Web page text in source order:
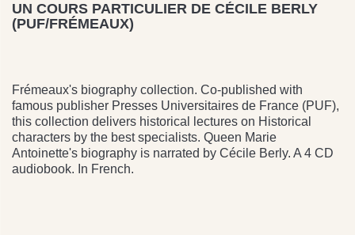
UN COURS PARTICULIER DE CÉCILE BERLY
(PUF/FRÉMEAUX)
Frémeaux's biography collection. Co-published with
famous publisher Presses Universitaires de France (PUF),
this collection delivers historical lectures on Historical
characters by the best specialists. Queen Marie
Antoinette's biography is narrated by Cécile Berly. A 4 CD
audiobook. In French.